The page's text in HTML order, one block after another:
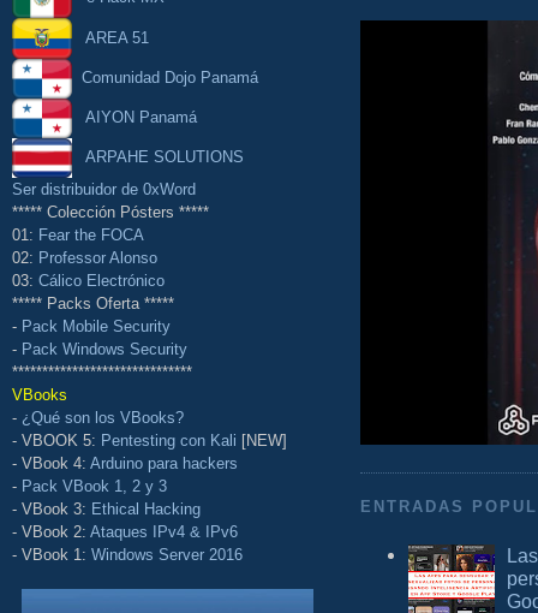
AREA 51
Comunidad Dojo Panamá
AIYON Panamá
ARPAHE SOLUTIONS
Ser distribuidor de 0xWord
***** Colección Pósters *****
01: Fear the FOCA
02: Professor Alonso
03: Cálico Electrónico
***** Packs Oferta *****
- Pack Mobile Security
- Pack Windows Security
******************************
VBooks
- ¿Qué son los VBooks?
- VBOOK 5: Pentesting con Kali [NEW]
- VBook 4: Arduino para hackers
- Pack VBook 1, 2 y 3
- VBook 3: Ethical Hacking
- VBook 2: Ataques IPv4 & IPv6
- VBook 1: Windows Server 2016
ENTRADAS